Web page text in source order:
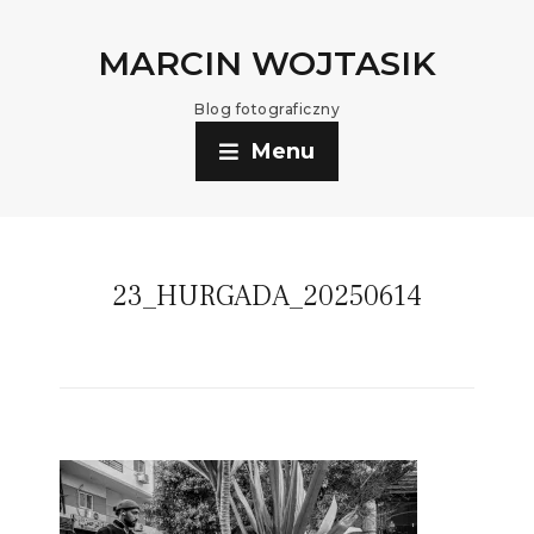
MARCIN WOJTASIK
Blog fotograficzny
Menu
23_HURGADA_20250614